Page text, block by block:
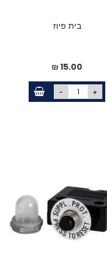
בית פיוז
15.00 ₪
- +